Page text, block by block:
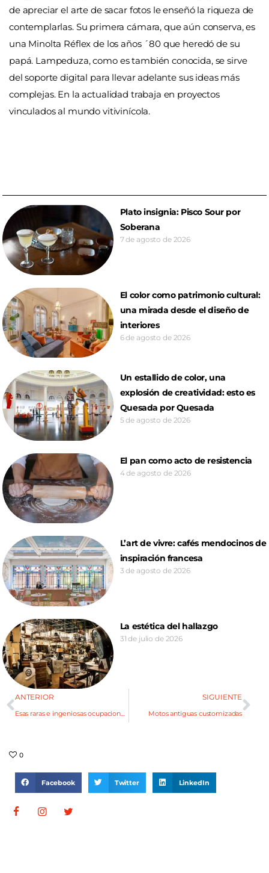
de apreciar el arte de sacar fotos le enseñó la riqueza de
contemplarlas. Su primera cámara, que aún conserva, es
una Minolta Réflex de los años ´80 que heredó de su
papá. Lampeduza, como es también conocida, se sirve
del soporte digital para llevar adelante sus ideas más
complejas. En la actualidad trabaja en proyectos
vinculados al mundo vitivinícola.
Plato insignia: Pisco Sour por
Soberana
7 de agosto de 2026
El color como patrimonio cultural:
una mirada desde el diseño de
interiores
6 de agosto de 2026
Un estallido de color, una
explosión de creatividad: esto es
Quesada por Quesada
5 de agosto de 2026
El pan como acto de resistencia
4 de agosto de 2026
L’art de vivre: cafés mendocinos de
inspiración francesa
3 de agosto de 2026
La estética del hallazgo
31 de julio de 2026
ANTERIOR
Esas raras e ingeniosas ocupaciones (m’hijo no es dotor)
SIGUIENTE
Motos antiguas customizadas
0
Facebook Twitter LinkedIn